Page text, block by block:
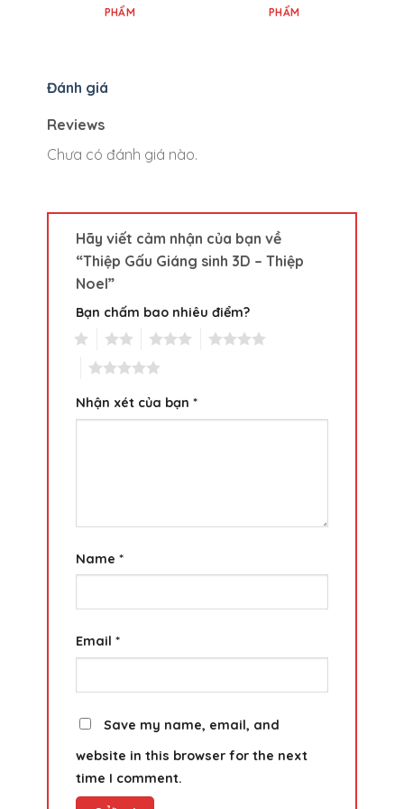
PHẨM
PHẨM
Đánh giá
Reviews
Chưa có đánh giá nào.
Hãy viết cảm nhận của bạn về
“Thiệp Gấu Giáng sinh 3D – Thiệp
Noel”
Bạn chấm bao nhiêu điểm?
Nhận xét của bạn *
Name *
Email *
Save my name, email, and
website in this browser for the next
time I comment.